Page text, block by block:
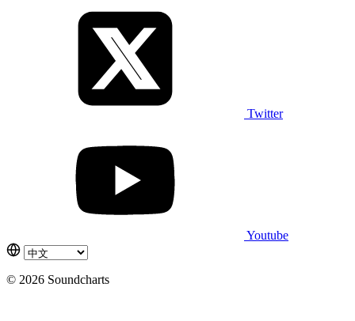
Twitter
Youtube
© 2026 Soundcharts